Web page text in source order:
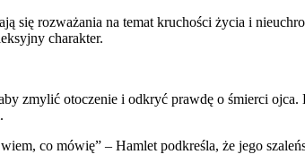
się rozważania na temat kruchości życia i
charakter.
zmylić otoczenie i odkryć prawdę o śmierci
co mówię” – Hamlet podkreśla, że jego